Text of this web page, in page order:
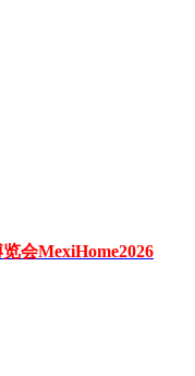
会MexiHome2026